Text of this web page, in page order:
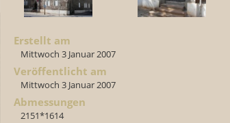
Erstellt am
Mittwoch 3 Januar 2007
Veröffentlicht am
Mittwoch 3 Januar 2007
Abmessungen
2151*1614